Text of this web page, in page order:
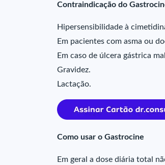
Contraindicação do
Hipersensibilidade à
Em pacientes com asma ou
Em caso de úlcera gástrica
Gravidez.
Lactação.
Como usar o Gastrocine
Em geral a dose diária total